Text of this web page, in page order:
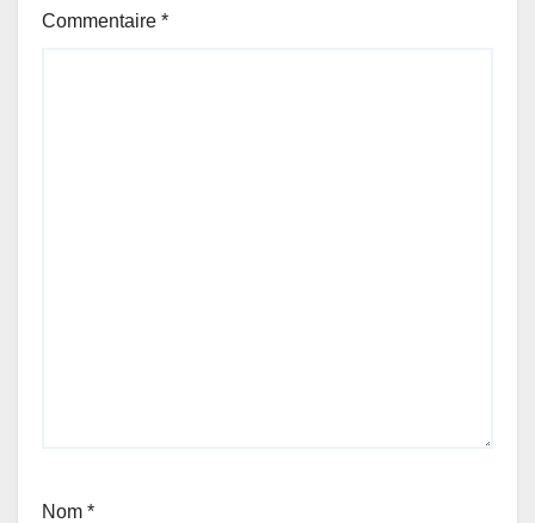
Commentaire *
Nom *